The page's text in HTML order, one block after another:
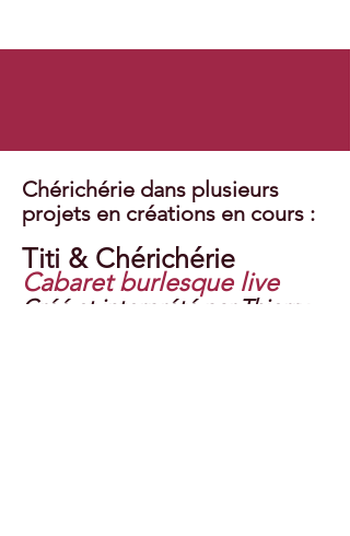
Chérichérie dans plusieurs
projets en créations en cours :
Titi & Chérichérie
Cabaret burlesque live
Créé et interprété par Thierry